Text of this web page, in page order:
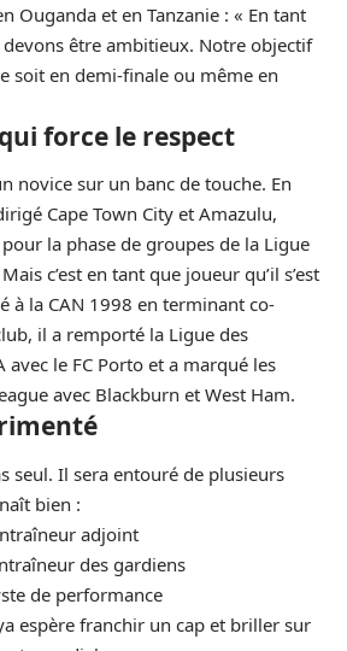
Ouganda et en Tanzanie : « En tant
être ambitieux. Notre objectif
soit en demi-finale ou même en
force le respect
novice sur un banc de touche. En
Cape Town City et Amazulu,
la phase de groupes de la Ligue
c’est en tant que joueur qu’il s’est
à la CAN 1998 en terminant co-
il a remporté la Ligue des
avec le FC Porto et a marqué les
avec Blackburn et West Ham.
seul. Il sera entouré de plusieurs
bien :
adjoint
des gardiens
de performance
espère franchir un cap et briller sur